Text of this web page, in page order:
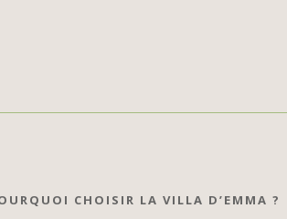
CHOISIR LA VILLA D’EMMA ?